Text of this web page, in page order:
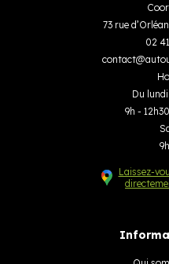
73 rue
02
contact@
Du
9h -
Laissez-